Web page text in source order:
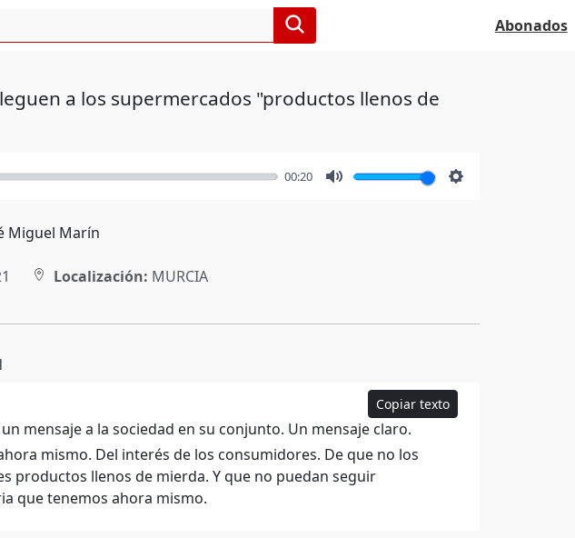
Abonados
a los supermercados "productos llenos de
00:20
Miguel Marín
Localización: MURCIA
Copiar texto
mensaje a la sociedad en su conjunto. Un mensaje claro.
mismo. Del interés de los consumidores. De que no los
productos llenos de mierda. Y que no puedan seguir
que tenemos ahora mismo.